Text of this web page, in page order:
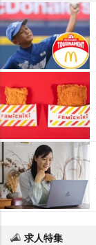
求人特集